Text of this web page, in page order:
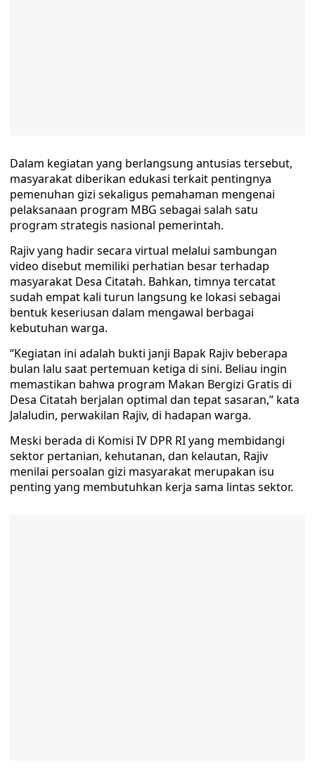
Dalam kegiatan yang berlangsung antusias tersebut,
masyarakat diberikan edukasi terkait pentingnya
pemenuhan gizi sekaligus pemahaman mengenai
pelaksanaan program MBG sebagai salah satu
program strategis nasional pemerintah.
Rajiv yang hadir secara virtual melalui sambungan
video disebut memiliki perhatian besar terhadap
masyarakat Desa Citatah. Bahkan, timnya tercatat
sudah empat kali turun langsung ke lokasi sebagai
bentuk keseriusan dalam mengawal berbagai
kebutuhan warga.
“Kegiatan ini adalah bukti janji Bapak Rajiv beberapa
bulan lalu saat pertemuan ketiga di sini. Beliau ingin
memastikan bahwa program Makan Bergizi Gratis di
Desa Citatah berjalan optimal dan tepat sasaran,” kata
Jalaludin, perwakilan Rajiv, di hadapan warga.
Meski berada di Komisi IV DPR RI yang membidangi
sektor pertanian, kehutanan, dan kelautan, Rajiv
menilai persoalan gizi masyarakat merupakan isu
penting yang membutuhkan kerja sama lintas sektor.